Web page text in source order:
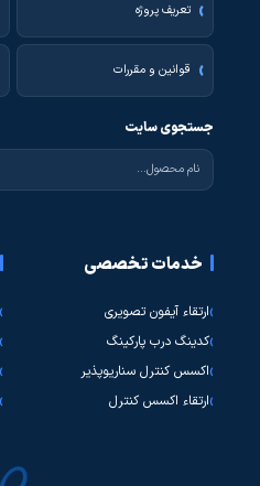
تعریف پروژه
قوانین و مقررات
جستجوی سایت
خدمات تخصصی
ارتقاء آیفون تصویری
کدینگ درب پارکینگ
اکسس کنترل سناریوپذیر
ارتقاء اکسس کنترل